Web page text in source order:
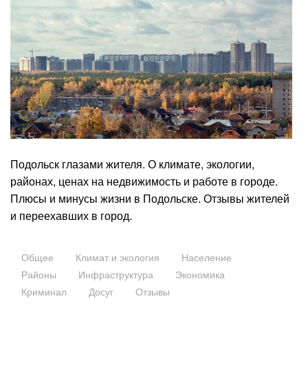
Подольск глазами жителя. О климате, экологии,
районах, ценах на недвижимость и работе в городе.
Плюсы и минусы жизни в Подольске. Отзывы жителей
и переехавших в город.
Общее Климат и экология
Население
Районы
Инфраструктура
Экономика
Криминал
Досуг Отзывы